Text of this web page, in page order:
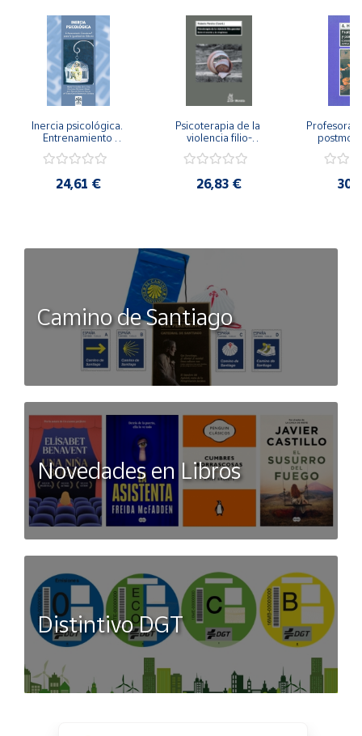
Inercia psicológica.
Entrenamiento
Igualdad de Género.
24,61 €
Psicoterapia de la
violencia filio-
secreto y la
26,83 €
Camino de Santiago
Novedades en Libros
Distintivo DGT